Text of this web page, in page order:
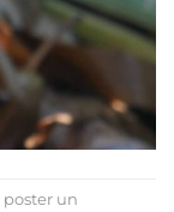
poster un